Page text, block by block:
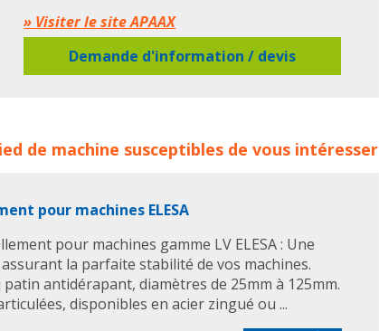
» Visiter le site APAAX
Demande d'information / devis
pied machine pieds machinessilentbloc
de machine susceptibles de vous intéresser
pour machines ELESA
pour machines gamme LV ELESA : Une
la parfaite stabilité de vos machines.
antidérapant, diamètres de 25mm à 125mm.
disponibles en acier zingué ou ...